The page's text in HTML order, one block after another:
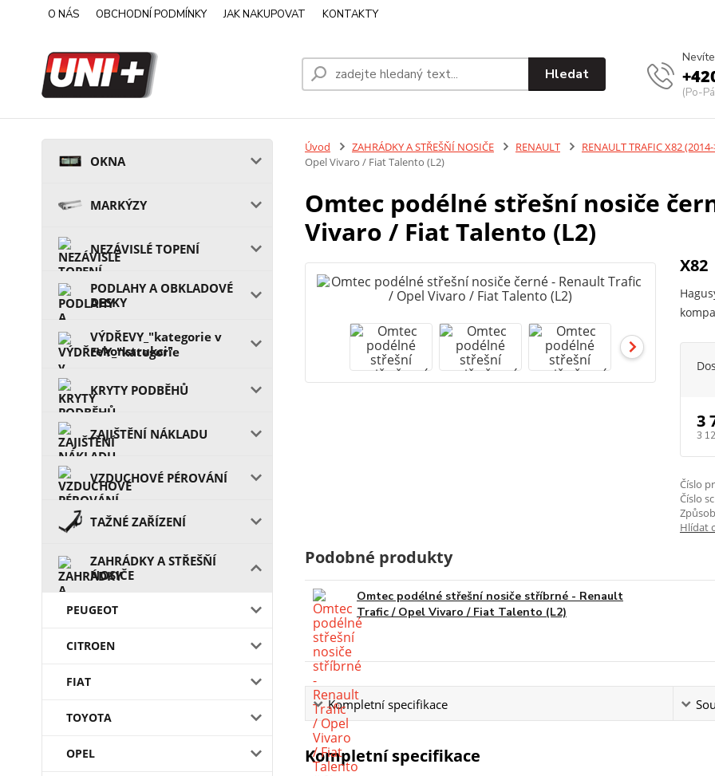
O NÁS OBCHODNÍ PODMÍNKY JAK NAKUPOVAT KONTAKTY
Hledat
(Po-
OKNA
MARKÝZY
NEZÁVISLÉ TOPENÍ
PODLAHY A OBKLADOVÉ
DESKY
VÝDŘEVY_"kategorie v
rekonstrukci"
KRYTY PODBĚHŮ
ZAJIŠTĚNÍ NÁKLADU
VZDUCHOVÉ PÉROVÁNÍ
TAŽNÉ ZAŘÍZENÍ
ZAHRÁDKY A STŘEŠŇÍ
NOSIČE
PEUGEOT
CITROEN
FIAT
TOYOTA
OPEL
Úvod ZAHRÁDKY A STŘEŠŇÍ NOSIČE RENAULT
RENAULT TRAFIC X82
Opel Vivaro / Fiat Talento (L2)
Omtec podélné střešní nosiče
Vivaro / Fiat Talento (L2)
X82
3
3
Číslo
Číslo
Hlídat
Podobné produkty
Omtec podélné střešní nosiče stříbrné - Renault
Trafic / Opel Vivaro / Fiat Talento (L2)
Kompletní specifikace
Kompletní specifikace